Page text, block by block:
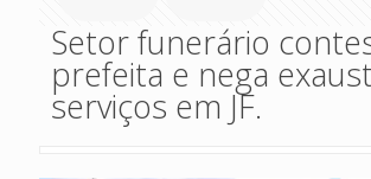
Setor funerário
prefeita e nega
serviços em JF.